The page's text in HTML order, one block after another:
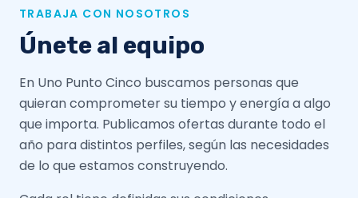
TRABAJA CON NOSOTROS
Únete al equipo
En Uno Punto Cinco buscamos personas que
quieran comprometer su tiempo y energía a algo
que importa. Publicamos ofertas durante todo el
año para distintos perfiles, según las necesidades
de lo que estamos construyendo.